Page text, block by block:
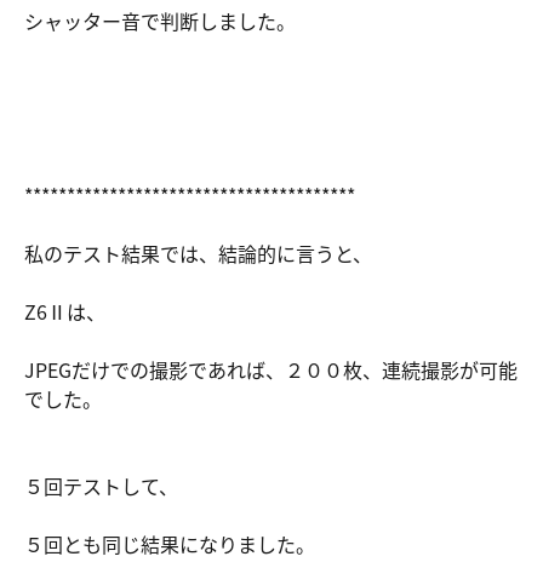
シャッター音で判断しました。
***************************************
私のテスト結果では、結論的に言うと、
Z6Ⅱは、
JPEGだけでの撮影であれば、２００枚、連続撮影が可能
でした。
５回テストして、
５回とも同じ結果になりました。